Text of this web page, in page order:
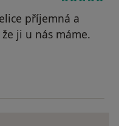
příjemná a
ji u nás máme.
Pacient